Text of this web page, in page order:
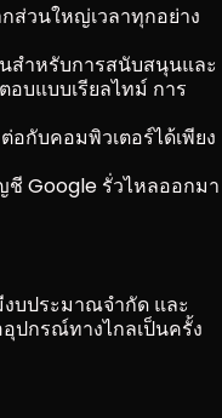
ส่วนใหญ่เวลาทุกอย่าง
สำหรับการสนับสนุนและ
บแบบเรียลไทม์ การ
กับคอมพิวเตอร์ได้เพียง
Google รั่วไหลออกมา
บประมาณจำกัด และ
ปกรณ์ทางไกลเป็นครั้ง